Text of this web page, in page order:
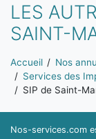
LES
SAINT-
Vous êtes ici:
Accueil
Nos
Services des
SIP de Saint-
Nos-services.com